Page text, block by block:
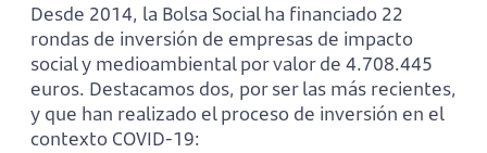
Desde 2014, la Bolsa Social ha financiado 22
rondas de inversión de empresas de impacto
social y medioambiental por valor de 4.708.445
euros. Destacamos dos, por ser las más recientes,
y que han realizado el proceso de inversión en el
contexto COVID-19: